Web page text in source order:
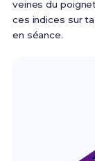
veines du
ces indices sur
en séance.